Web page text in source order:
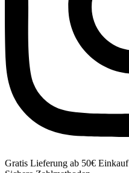
Gratis Lieferung ab 50€ Einkauf